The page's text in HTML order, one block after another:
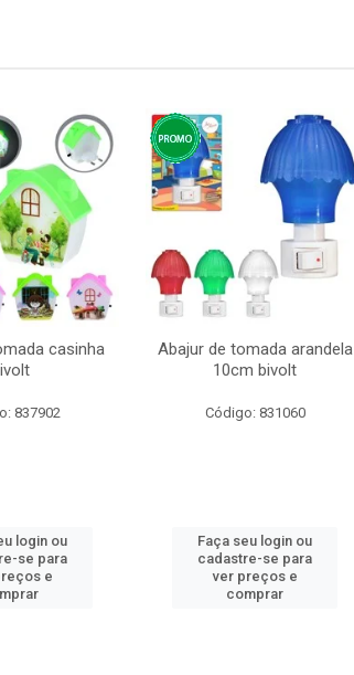
casinha
837902
login ou
se para
e
Abajur de tomada arandela
10cm bivolt
Código: 831060
Faça seu login ou
cadastre-se para
ver preços e
comprar